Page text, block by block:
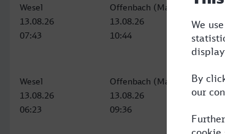
Wesel
13.08.26
07:43
Offenbach (Main) Hbf
13.08.26
10:44
Wesel
13.08.26
06:23
Offenbach (Main) Hbf
13.08.26
09:36